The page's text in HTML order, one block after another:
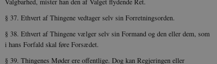
§ 37. Ethvert af Thingene vedtager selv sin Forretningsorden.
§ 38. Ethvert af Thingene vælger selv sin Formand og den eller dem, som
i hans Forfald skal føre Forsædet.
§ 39. Thingenes Møder ere offentlige. Dog kan Regjeringen eller